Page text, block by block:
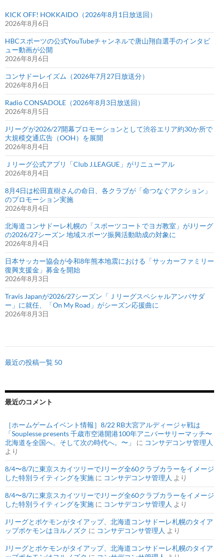
KICK OFF! HOKKAIDO（2026年8月1日放送回）
2026年8月6日
HBCスポーツの公式YouTubeチャンネルで唐山翔自選手のインタビ
ュー動画が公開
2026年8月6日
コンサドーレイズム（2026年7月27日放送分）
2026年8月6日
Radio CONSADOLE（2026年8月3日放送回）
2026年8月5日
Jリーグが2026/27開幕プロモーションとして渋谷エリア約30か所で
大規模交通広告（OOH）を展開
2026年8月4日
Ｊリーグ公式アプリ「Club J.LEAGUE」がリニューアル
2026年8月4日
8月4日は松田直樹さんの命日、各クラブが「命つなぐアクション」
のプロモーション実施
2026年8月4日
北海道コンサドーレ札幌の「スポーツコートでヨガ教室」がJリーグ
の2026/27シーズン 地域スポーツ振興活動助成の対象に
2026年8月4日
日本サッカー協会が令和8年熊本地震における「サッカーファミリー
復興支援金」募金を開始
2026年8月3日
Travis Japanが2026/27シーズン「Ｊリーグスペシャルアンバサダ
ー」に就任、「On My Road」がシーズン応援曲に
2026年8月3日
最近の投稿一覧 50
最近のコメント
［ホームゲームイベント情報］8/22 RB大宮アルディージャ戦は
「Souplesse presents 千歳市空港開港100年アニバーサリーマッチ〜
北海道を全国へ。そして次の時代へ。〜」
に コンサデコンサ管理人
より
8/4〜8/7に東京スカイツリーでJリーグ全60クラブカラーをイメージ
した特別ライティングを実施 に コンサデコンサ管理人 より
8/4〜8/7に東京スカイツリーでJリーグ全60クラブカラーをイメージ
した特別ライティングを実施 に コンサデコンサ管理人 より
Jリーグとポケモンがタイアップ、北海道コンサドーレ札幌のタイア
ップポケモンはヨルノズク に コンサデコンサ管理人 より
Jリーグとポケモンがタイアップ、北海道コンサドーレ札幌のタイア